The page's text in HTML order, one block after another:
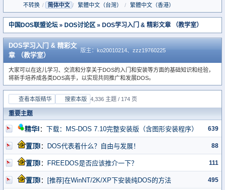
不转换 / 简体中文 / 繁體中文（台灣） / 繁體中文（香港）
中国DOS联盟论坛 » DOS讨论区 » DOS学习入门 & 精彩文章 （教学室）
DOS学习入门 & 精彩文
章 （教学室）
版主： ko20010214、 zzz19760225
大家可以在这儿学习、交流和分享关于DOS的入门和安装等方面的基础知识和经验，
将新手培养成各类DOS高手，以实现共同推广和发展DOS。
查看本版精华 搜索本版 4,336 主题 / 174 页
重要主题
精华I ：下载：MS-DOS 7.10完整安装版（含图形安装程序） 639
置顶I ： DOS代表着什么？自由与发展！ 88
置顶I ： FREEDOS是否应该推介一下？ 111
置顶I ： [推荐]在WinNT/2K/XP下安装纯DOS的方法 495